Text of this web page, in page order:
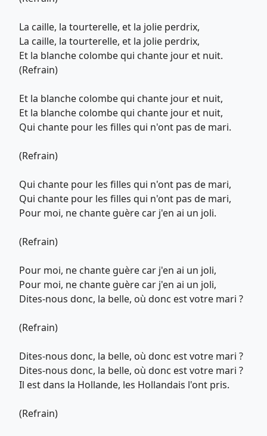
La caille, la tourterelle, et la jolie perdrix,
La caille, la tourterelle, et la jolie perdrix,
Et la blanche colombe qui chante jour et nuit.
(Refrain)
Et la blanche colombe qui chante jour et nuit,
Et la blanche colombe qui chante jour et nuit,
Qui chante pour les filles qui n'ont pas de mari.
(Refrain)
Qui chante pour les filles qui n'ont pas de mari,
Qui chante pour les filles qui n'ont pas de mari,
Pour moi, ne chante guère car j'en ai un joli.
(Refrain)
Pour moi, ne chante guère car j'en ai un joli,
Pour moi, ne chante guère car j'en ai un joli,
Dites-nous donc, la belle, où donc est votre mari ?
(Refrain)
Dites-nous donc, la belle, où donc est votre mari ?
Dites-nous donc, la belle, où donc est votre mari ?
Il est dans la Hollande, les Hollandais l'ont pris.
(Refrain)